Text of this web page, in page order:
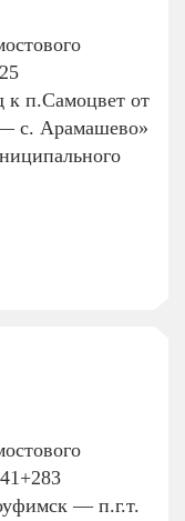
к п.Самоцвет от
с. Арамашево»
— п.г.т.